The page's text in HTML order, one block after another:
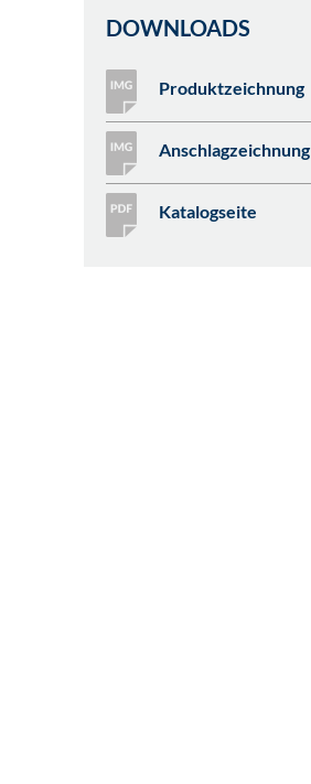
DOWNLOADS
Produktzeichnung
Anschlagzeichnung
Katalogseite